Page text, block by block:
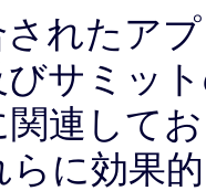
されたア
びサミッ
関連して
に効果